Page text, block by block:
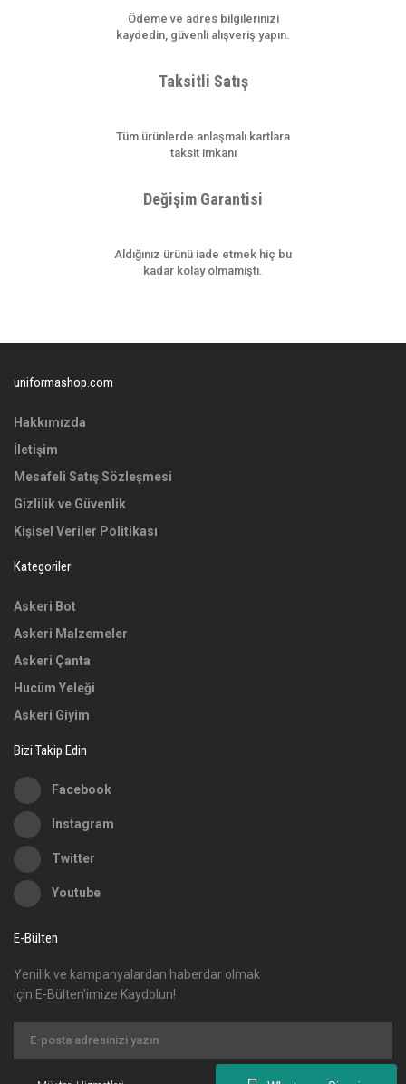
Gönder
Ödeme ve adres bilgilerinizi
kaydedin, güvenli alışveriş yapın.
Taksitli Satış
Tüm ürünlerde anlaşmalı kartlara
taksit imkanı
Değişim Garantisi
Aldığınız ürünü iade etmek hiç bu
kadar kolay olmamıştı.
uniformashop.com
Hakkımızda
İletişim
Mesafeli Satış Sözleşmesi
Gizlilik ve Güvenlik
Kişisel Veriler Politikası
Kategoriler
Askeri Bot
Askeri Malzemeler
Askeri Çanta
Hucüm Yeleği
Askeri Giyim
Bizi Takip Edin
Facebook
Instagram
Twitter
Youtube
E-Bülten
Yenilik ve kampanyalardan haberdar olmak
için E-Bülten'imize Kaydolun!